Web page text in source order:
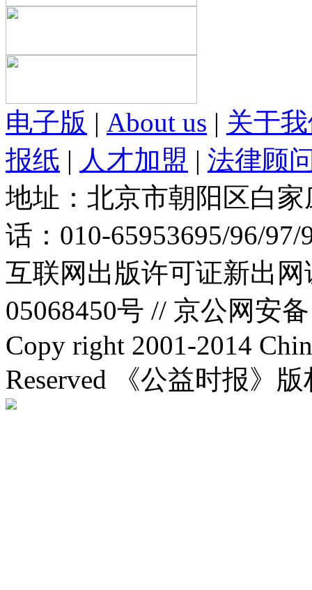
电子版 | About us | 关于
报纸 | 人才加盟 | 法律顾
地址：北京市朝阳区白
话：010-65953695/96/
互联网出版许可证新出
05068450号 // 京公网安
Copy right 2001-2014
Reserved 《公益时报》